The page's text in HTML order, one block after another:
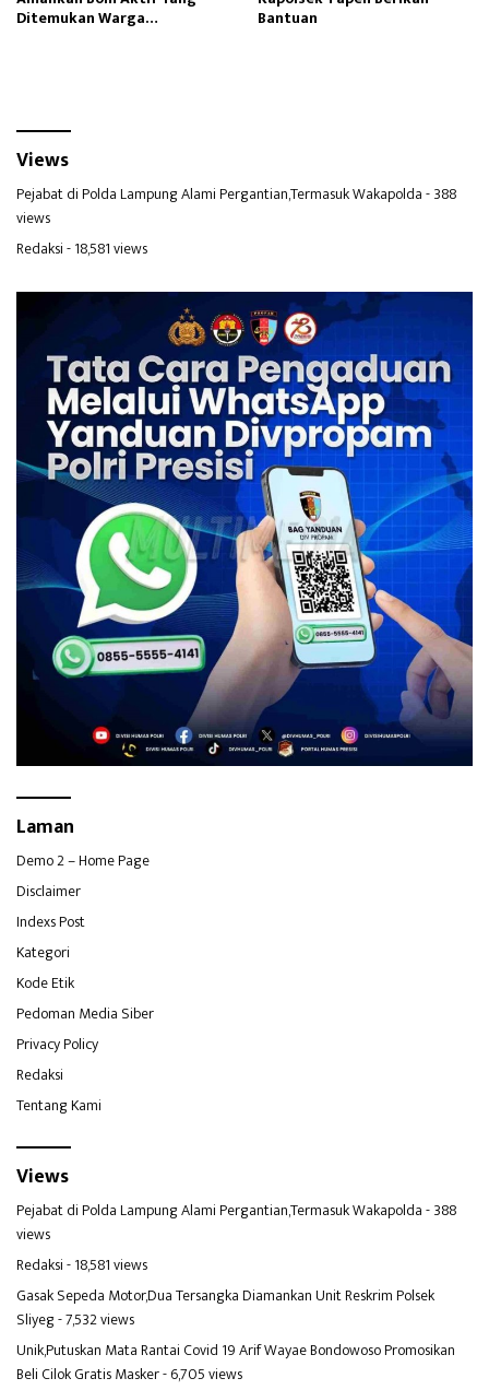
Ditemukan Warga Bantuan
Views
Pejabat di Polda Lampung Alami Pergantian,Termasuk Wakapolda- 388
views
Redaksi- 18,581 views
Laman
Demo 2 – Home Page
Disclaimer
Indexs Post
Kategori
Kode Etik
Pedoman Media Siber
Privacy Policy
Redaksi
Tentang Kami
Views
Pejabat di Polda Lampung Alami Pergantian,Termasuk Wakapolda- 388
views
Redaksi- 18,581 views
Gasak Sepeda Motor,Dua Tersangka Diamankan Unit Reskrim Polsek
Sliyeg- 7,532 views
Unik,Putuskan Mata Rantai Covid 19 Arif Wayae Bondowoso Promosikan
Beli Cilok Gratis Masker- 6,705 views